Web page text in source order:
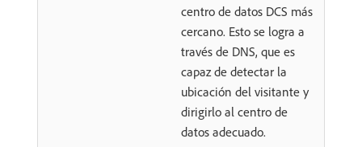
centro de datos DCS más
cercano. Esto se logra a
través de DNS, que es
capaz de detectar la
ubicación del visitante y
dirigirlo al centro de
datos adecuado.